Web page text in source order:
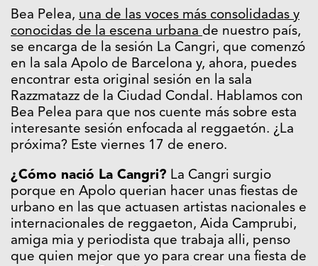
Bea Pelea, una de las voces más consolidadas y
conocidas de la escena urbana de nuestro país,
se encarga de la sesión La Cangri, que comenzó
en la sala Apolo de Barcelona y, ahora, puedes
encontrar esta original sesión en la sala
Razzmatazz de la Ciudad Condal. Hablamos con
Bea Pelea para que nos cuente más sobre esta
interesante sesión enfocada al reggaetón. ¿La
próxima? Este viernes 17 de enero.
¿Cómo nació La Cangri? La Cangri surgio
porque en Apolo querian hacer unas fiestas de
urbano en las que actuasen artistas nacionales e
internacionales de reggaeton, Aida Camprubi,
amiga mia y periodista que trabaja alli, penso
que quien mejor que yo para crear una fiesta de